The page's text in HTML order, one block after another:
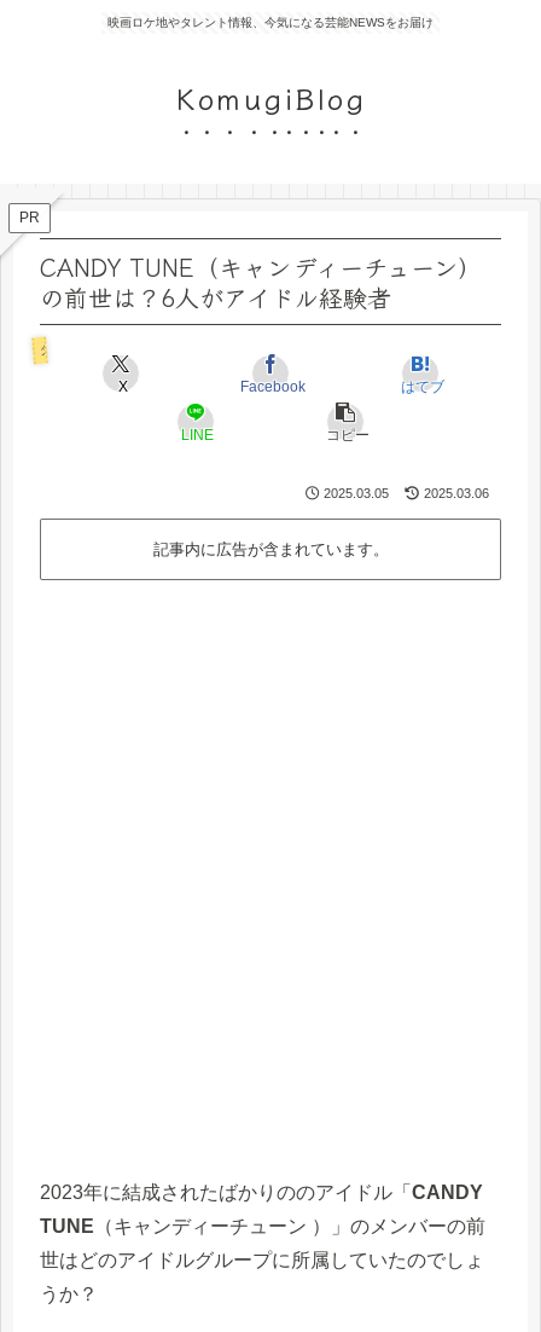
映画ロケ地やタレント情報、今気になる芸能NEWSをお届け
KomugiBlog
PR
CANDY TUNE（キャンディーチューン）
の前世は？6人がアイドル経験者
タレント
X Facebook はてブ
LINE コピー
2025.03.05 2025.03.06
記事内に広告が含まれています。
2023年に結成されたばかりののアイドル「 CANDY
TUNE （キャンディーチューン ）」のメンバーの前
世はどのアイドルグループに所属していたのでしょ
うか？